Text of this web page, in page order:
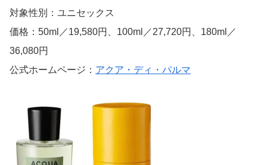
対象性別：ユニセックス
価格：50ml／19,580円、100ml／27,720円、180ml／
36,080円
公式ホームページ： アクア・ディ・パルマ